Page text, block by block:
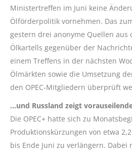
Ministertreffen im Juni keine
Ölförderpolitik vornehmen. Das
gestern drei anonyme Quellen aus
Ölkartells gegenüber der
einem Treffens in der nächsten
Ölmärkten sowie die Umsetzung
den OPEC-Mitgliedern überprüft
…und Russland zeigt
Die OPEC+ hatte sich zu
Produktionskürzungen von etwa
bis Ende Juni zu verlängern. Dabei